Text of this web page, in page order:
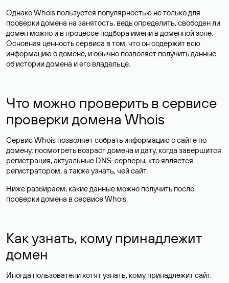
Однако Whois пользуется популярностью не только для
проверки домена на занятость, ведь определить, свободен ли
домен можно и в процессе подбора имени в доменной зоне.
Основная ценность сервиса в том, что он содержит всю
информацию о домене, и обычно позволяет получить данные
об истории домена и его владельце.
Что можно проверить в сервисе
проверки домена Whois
Сервис Whois позволяет собрать информацию о сайте по
домену: посмотреть возраст домена и дату, когда завершится
регистрация, актуальные DNS-серверы, кто является
регистратором, а также узнать, чей сайт.
Ниже разбираем, какие данные можно получить после
проверки домена в сервисе Whois.
Как узнать, кому принадлежит
домен
Иногда пользователи хотят узнать, кому принадлежит сайт,